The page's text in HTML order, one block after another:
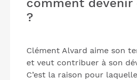
comment devenir
?
Clément Alvard aime son
et veut contribuer à son
C’est la raison pour